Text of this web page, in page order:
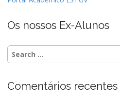
Os nossos Ex-Alunos
S
e
c
Comentários recentes